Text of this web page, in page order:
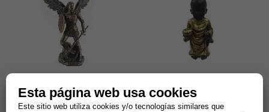
FIGURA ARCANGEL MIGUEL 24
CM
FIGURA MONJE BUDA DE PIE
DORADO CON CUENCO
22.5X12X10 CM.
Esta página web usa cookies
Este sitio web utiliza cookies y/o tecnologías similares que